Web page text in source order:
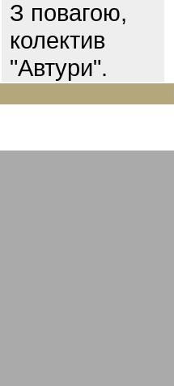
З повагою,
колектив
"Автури".